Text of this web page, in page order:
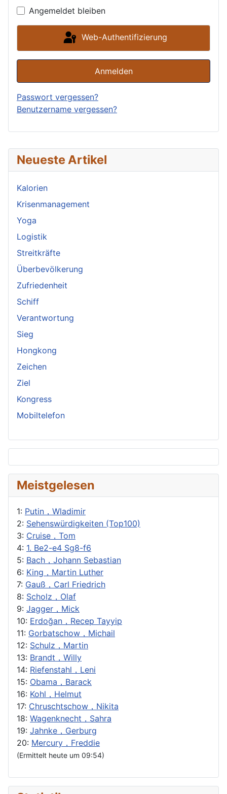
Neueste Artikel
Kalorien
Krisenmanagement
Yoga
Logistik
Streitkräfte
Überbevölkerung
Zufriedenheit
Schiff
Verantwortung
Sieg
Hongkong
Zeichen
Ziel
Kongress
Mobiltelefon
Meistgelesen
1: Putin，Wladimir
2: Sehenswürdigkeiten (Top100)
3: Cruise，Tom
4: 1. Be2-e4 Sg8-f6
5: Bach，Johann Sebastian
6: King，Martin Luther
7: Gauß，Carl Friedrich
8: Scholz，Olaf
9: Jagger，Mick
10: Erdoğan，Recep Tayyip
11: Gorbatschow，Michail
12: Schulz，Martin
13: Brandt，Willy
14: Riefenstahl，Leni
15: Obama，Barack
16: Kohl，Helmut
17: Chruschtschow，Nikita
18: Wagenknecht，Sahra
19: Jahnke，Gerburg
20: Mercury，Freddie
(Ermittelt heute um 09:54)
Angemeldet bleiben
Web-Authentifizierung
Anmelden
Passwort vergessen?
Benutzername vergessen?